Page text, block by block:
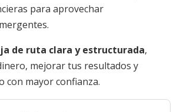
para aprovechar
de ruta clara y estructurada,
mejorar tus resultados y
mayor confianza.